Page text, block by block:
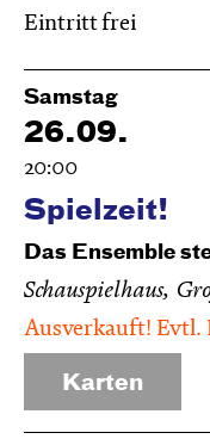
Eintritt frei
Samstag
26.09.
20:00
Spielzeit!
Das Ensemble
Schauspielhaus,
Ausverkauft! Evtl.
Karten